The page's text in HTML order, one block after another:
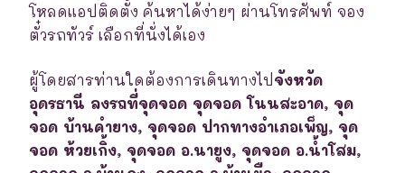
โหลดแอปติดตั้ง ค้นหาได้ง่ายๆ ผ่านโทรศัพท์ จอง
ตั๋วรถทัวร์ เลือกที่นั่งได้เอง
ผู้โดยสารท่านใดต้องการเดินทางไปจังหวัด
อุดรธานี ลงรถที่จุดจอด จุดจอด โนนสะอาด, จุด
จอด บ้านคำยาง, จุดจอด ปากทางอำเภอเพ็ญ, จุด
จอด ห้วยเกิ้ง, จุดจอด อ.นายูง, จุดจอด อ.น้ำโสม,